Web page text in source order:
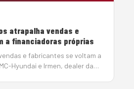
atrapalha vendas e
a financiadoras próprias
e fabricantes se voltam a
Hyundai e Irmen, dealer da